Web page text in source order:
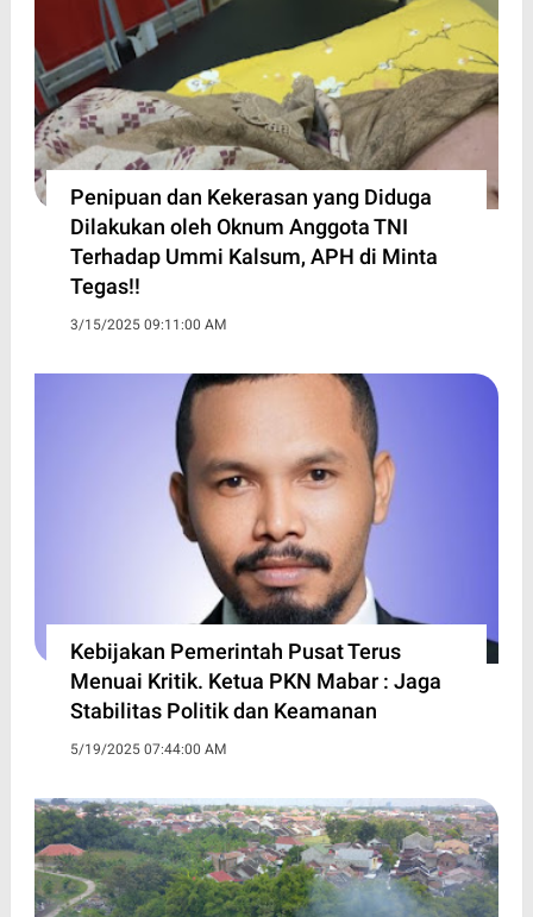
Penipuan dan Kekerasan yang Diduga
Dilakukan oleh Oknum Anggota TNI
Terhadap Ummi Kalsum, APH di Minta
Tegas!!
3/15/2025 09:11:00 AM
Kebijakan Pemerintah Pusat Terus
Menuai Kritik. Ketua PKN Mabar : Jaga
Stabilitas Politik dan Keamanan
5/19/2025 07:44:00 AM